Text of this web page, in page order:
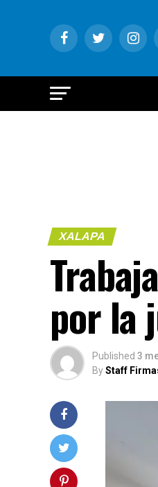
XALAPA
por la
Published 3
ByStaff